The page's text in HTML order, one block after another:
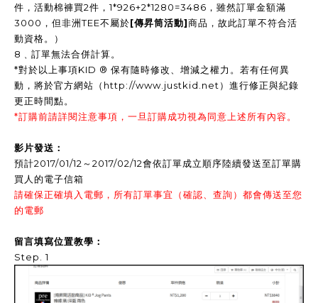
件，活動棉褲買2件，1*926+2*1280=3486，雖然訂單金額滿
3000，但非洲TEE不屬於[傳昇筒活動]商品，故此訂單不符合活
動資格。）
8﹑訂單無法合併計算。
*對於以上事項KID ® 保有隨時修改、增減之權力。若有任何異
動，將於官方網站（http://www.justkid.net）進行修正與紀錄
更正時間點。
*訂購前請詳閱注意事項，一旦訂購成功視為同意上述所有內容。
影片發送：
預計2017/01/12～2017/02/12會依訂單成立順序陸續發送至訂單購
買人的電子信箱
請確保正確填入電郵，所有訂單事宜（確認、查詢）都會傳送至您
的電郵
留言填寫位置教學：
Step. 1